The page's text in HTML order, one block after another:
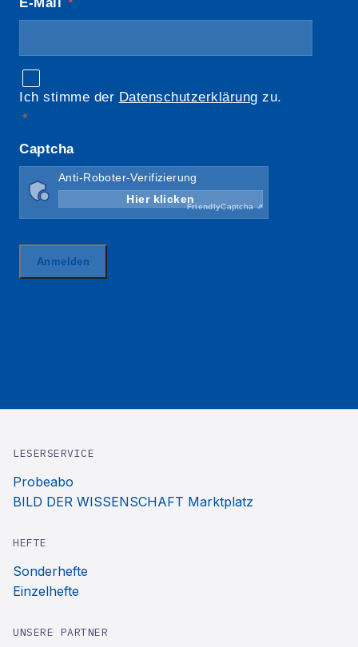
LESERSERVICE
Probeabo
BILD DER WISSENSCHAFT Marktplatz
HEFTE
Sonderhefte
Einzelhefte
UNSERE PARTNER